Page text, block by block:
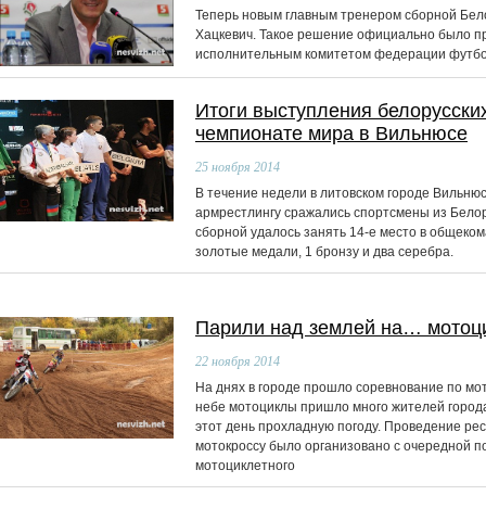
Теперь новым главным тренером сборной
Хацкевич. Такое решение официально было
исполнительным комитетом федерации
Итоги выступления
чемпионате мира в Вильнюсе
25 ноября 2014
В течение недели в литовском городе
армрестлингу сражались спортсмены из
сборной удалось занять 14-е место в
золотые медали, 1 бронзу и два серебра.
Парили над землей на…
22 ноября 2014
На днях в городе прошло соревнование по
небе мотоциклы пришло много жителей
этот день прохладную погоду. Проведение
мотокроссу было организовано с очередной
мотоциклетного